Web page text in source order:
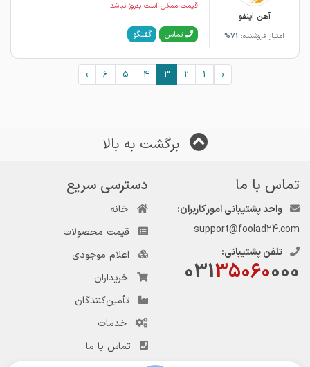
آهن اینفو
امتیاز فروشنده: 71%
قیمت ممکن است به‌روز نباشد
تماس گفتگو
‹
1
2
3
4
5
6
›
برگشت به بالا
تماس با ما
واحد پشتیبانی امور کاربران:
support@foolad24.com
تلفن پشتیبانی:
03135060000
دسترسی سریع
خانه
قیمت محصولات
اعلام موجودی
خریداران
تأمین‌کنندگان
خدمات
تماس با ما